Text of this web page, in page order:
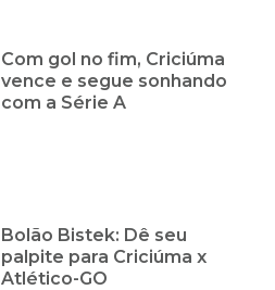
Com gol no fim, Criciúma
vence e segue sonhando
com a Série A
Bolão Bistek: Dê seu
palpite para Criciúma x
Atlético-GO